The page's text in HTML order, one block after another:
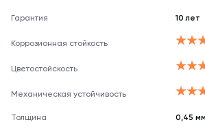
Гарантия 10 лет
Коррозионная стойкость
Цветостойскость
Механическая устойчивость
Толщина 0,45 мм